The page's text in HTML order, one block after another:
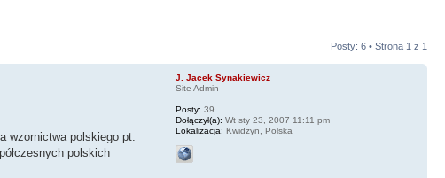
Posty: 6 • Strona 1 z 1
wzornictwa polskiego pt.
polskich
J. Jacek Synakiewicz
Site Admin
Posty: 39
Dołączył(a): Wt sty 23, 2007 11:11 pm
Lokalizacja: Kwidzyn, Polska